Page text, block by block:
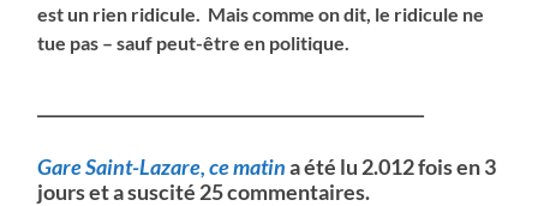
est un rien ridicule. Mais comme on dit, le ridicule ne
tue pas – sauf peut-être en politique.
Gare Saint-Lazare, ce matina été lu 2.012 fois en 3
jours et a suscité 25 commentaires.